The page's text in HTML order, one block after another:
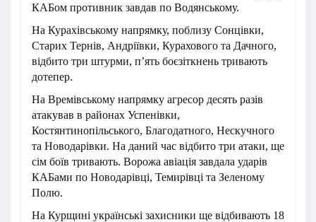
КАБом противник завдав по Водянському.
На Курахівському напрямку, поблизу Сонцівки,
Старих Тернів, Андріївки, Курахового та Дачного,
відбито три штурми, п’ять боєзіткнень тривають
дотепер.
На Времівському напрямку агресор десять разів
атакував в районах Успенівки,
Костянтинопільського, Благодатного, Нескучного
та Новодарівки. На даний час відбито три атаки, ще
сім боїв тривають. Ворожа авіація завдала ударів
КАБами по Новодарівці, Темирівці та Зеленому
Полю.
На Курщині українські захисники ще відбивають 18